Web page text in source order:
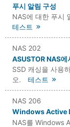
푸시 알림 구성
NAS에 대한 푸시
테스트
NAS 202
ASUSTOR NAS에
SSD 캐싱을 사용
오.
테스트
NAS 206
Windows Active
NAS를 Windows